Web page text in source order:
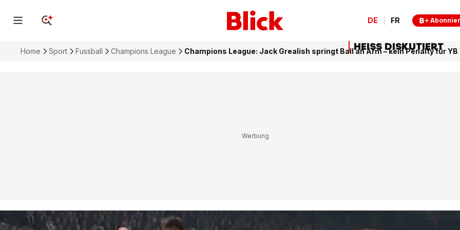
DE FR
Home Sport Fussball Champions League Champions League: Jack Grealish springt Ball an Arm – kein Penalty für YB
HEISS DISKUTIERT